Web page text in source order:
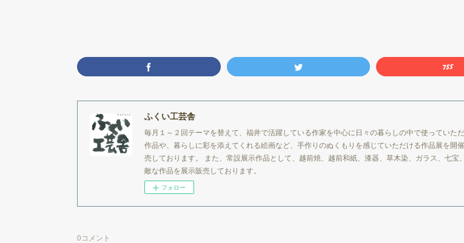
ふくい工芸舎
毎月１～２回テーマを替えて、福井で活躍している作家を中心に日々の暮らしの中で使っていた
作品や、暮らしに彩を添えてくれる絵画など、手作りのぬくもりを感じていただける作品展を開
売しております。 また、常設展示作品として、越前焼、越前和紙、漆器、草木染、ガラス、七宝
敵な作品を展示販売しております。
フォロー
0コメント